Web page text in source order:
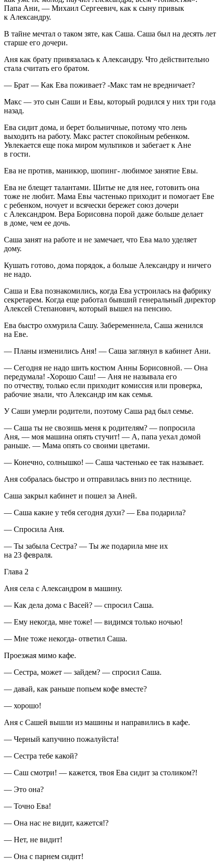
Папа Ани, — Михаил Сергеевич, как к сыну привык
к Александру.
В тайне мечтал о таком зяте, как Саша. Саша был на десять лет
старше его дочери.
Аня как брату привязалась к Александру. Что действительно
стала считать его братом.
— Брат — Как Ева поживает? -Макс там не вредничает?
Макс — это сын Саши и Евы, который родился у них три года
назад.
Ева сидит дома, и берет больничные, потому что лень
выходить на работу. Макс растет спокойным ребенком.
Увлекается еще пока миром мультиков и забегает к Ане
в гости.
Ева не против, маникюр, шопинг- любимое занятие Евы.
Ева не блещет талантами. Шитье не для нее, готовить она
тоже не любит. Мама Евы частенько приходит и помогает Еве
с ребенком, ночует и всячески бережет союз дочери
с Александром. Вера Борисовна порой даже больше делает
в доме, чем ее дочь.
Саша занят на работе и не замечает, что Ева мало уделяет
дому.
Кушать готово, дома порядок, а больше Александру и ничего
не надо.
Саша и Ева познакомились, когда Ева устроилась на фабрику
секретарем. Когда еще работал бывший генеральный директор
Алексей Степанович, который вышел на пенсию.
Ева быстро охмурила Сашу. Забеременнела, Саша женился
на Еве.
— Планы изменились Аня! — Саша заглянул в кабинет Ани.
— Сегодня не надо шить костюм Анны Борисовной. — Она
передумала! -Хорошо Саш! — Аня не называла его
по отчеству, только если приходит комиссия или проверка,
рабочие знали, что Александр им как семья.
У Саши умерли родители, поэтому Саша рад был семье.
— Саша ты не свозишь меня к родителям? — попросила
Аня, — моя машина опять стучит! — А, папа уехал домой
раньше. — Мама опять со своими цветами.
— Конечно, солнышко! — Саша частенько ее так называет.
Аня собралась быстро и отправилась вниз по лестнице.
Саша закрыл кабинет и пошел за Аней.
— Саша какие у тебя сегодня духи? — Ева подарила?
— Спросила Аня.
— Ты забыла Сестра? — Ты же подарила мне их
на 23 февраля.
Глава 2
Аня села с Александром в машину.
— Как дела дома с Васей? — спросил Саша.
— Ему некогда, мне тоже! — видимся только ночью!
— Мне тоже некогда- ответил Саша.
Проезжая мимо кафе.
— Сестра, может — зайдем? — спросил Саша.
— давай, как раньше попьем кофе вместе?
— хорошо!
Аня с Сашей вышли из машины и направились в кафе.
— Черный капучино пожалуйста!
— Сестра тебе какой?
— Саш смотри! — кажется, твоя Ева сидит за столиком?!
— Это она?
— Точно Ева!
— Она нас не видит, кажется!?
— Нет, не видит!
— Она с парнем сидит!